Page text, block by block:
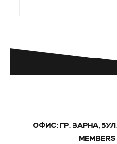
ОФИС: ГР. ВАРНА,